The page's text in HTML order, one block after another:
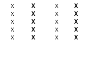
X
X X X
X
X X X
X
X X X
X
X X X
X
X X X